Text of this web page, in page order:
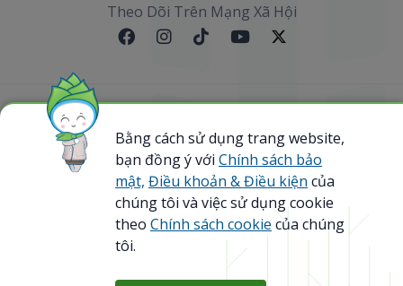
Theo Dõi Trên Mạng Xã Hội
Sơ đồ website
@ 2023 Bamboo Airways Copyright. All Rights
Reserved.
Business Registration Code: 0107867370
Bằng cách sử dụng trang website,
bạn đồng ý với Chính sách bảo
mật, Điều khoản & Điều kiện của
chúng tôi và việc sử dụng cookie
theo Chính sách cookie của chúng
tôi.